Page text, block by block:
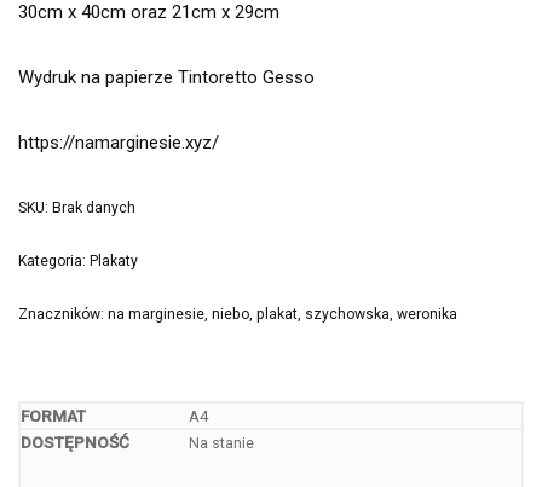
30cm x 40cm oraz 21cm x 29cm
Wydruk na papierze Tintoretto Gesso
https://namarginesie.xyz/
SKU: Brak danych
Kategoria: Plakaty
Znaczników: na marginesie, niebo, plakat, szychowska, weronika
A4
Na stanie